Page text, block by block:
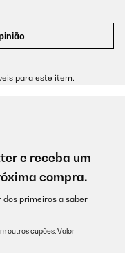
para este item.
e receba um
compra.
primeiros a saber
outros cupões. Valor